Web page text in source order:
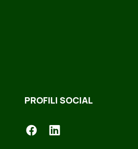
PROFILI SOCIAL